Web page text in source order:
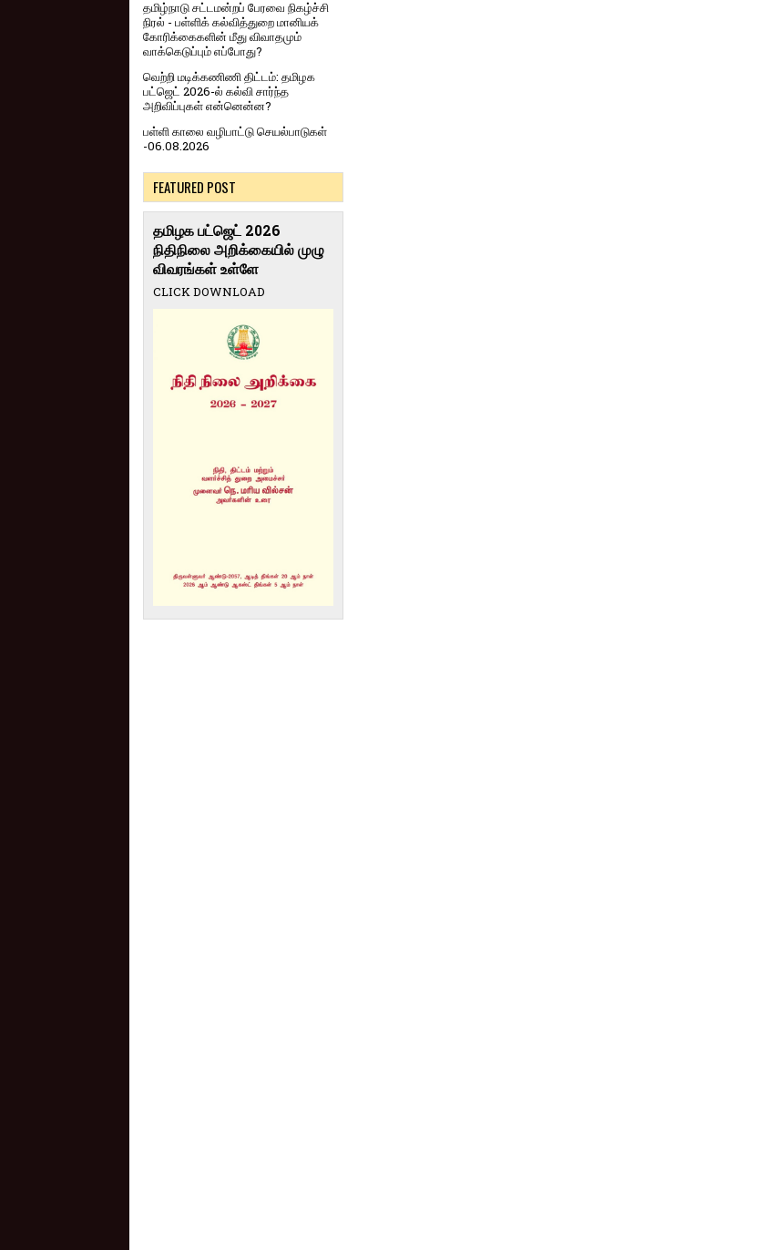
தமிழ்நாடு சட்டமன்றப் பேரவை நிகழ்ச்சி
நிரல் - பள்ளிக் கல்வித்துறை மானியக்
கோரிக்கைகளின் மீது விவாதமும்
வாக்கெடுப்பும் எப்போது?
வெற்றி மடிக்கணிணி திட்டம்: தமிழக
பட்ஜெட் 2026-ல் கல்வி சார்ந்த
அறிவிப்புகள் என்னென்ன?
பள்ளி காலை வழிபாட்டு செயல்பாடுகள்
-06.08.2026
FEATURED POST
தமிழக பட்ஜெட் 2026
நிதிநிலை அறிக்கையில் முழு
விவரங்கள் உள்ளே
CLICK DOWNLOAD